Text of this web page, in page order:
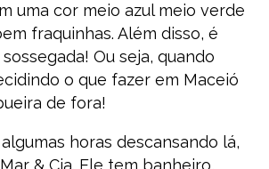
uma cor meio azul meio verde
fraquinhas. Além disso, é
Ou seja, quando
o que fazer em Maceió
de fora!
horas descansando lá,
& Cia. Ele tem banheiro,